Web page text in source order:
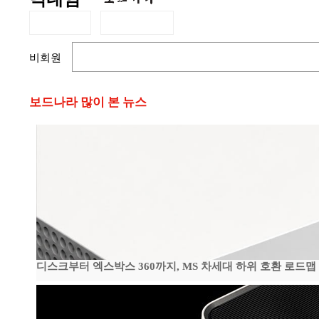
비회원
보드나라 많이 본 뉴스
디스크부터 엑스박스 360까지, MS 차세대 하위 호환 로드맵